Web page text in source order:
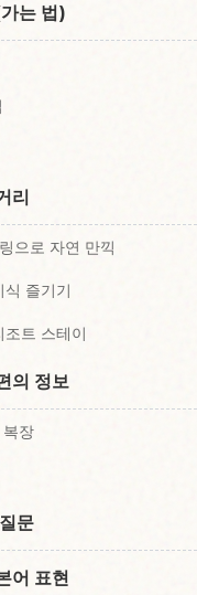
는 법)
리
으로 자연 만끽
식 즐기기
트 스테이
의 정보
복장
문
어 표현